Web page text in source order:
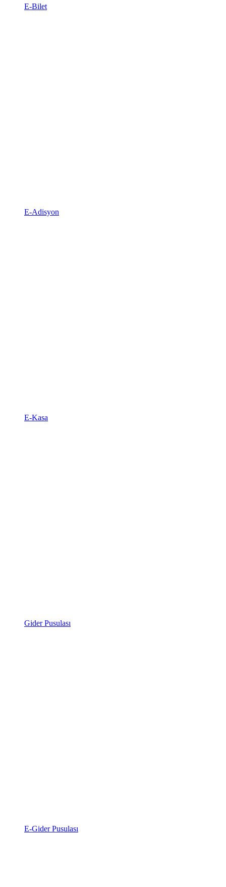
E-Bilet
E-Adisyon
E-Kasa
Gider Pusulası
E-Gider Pusulası